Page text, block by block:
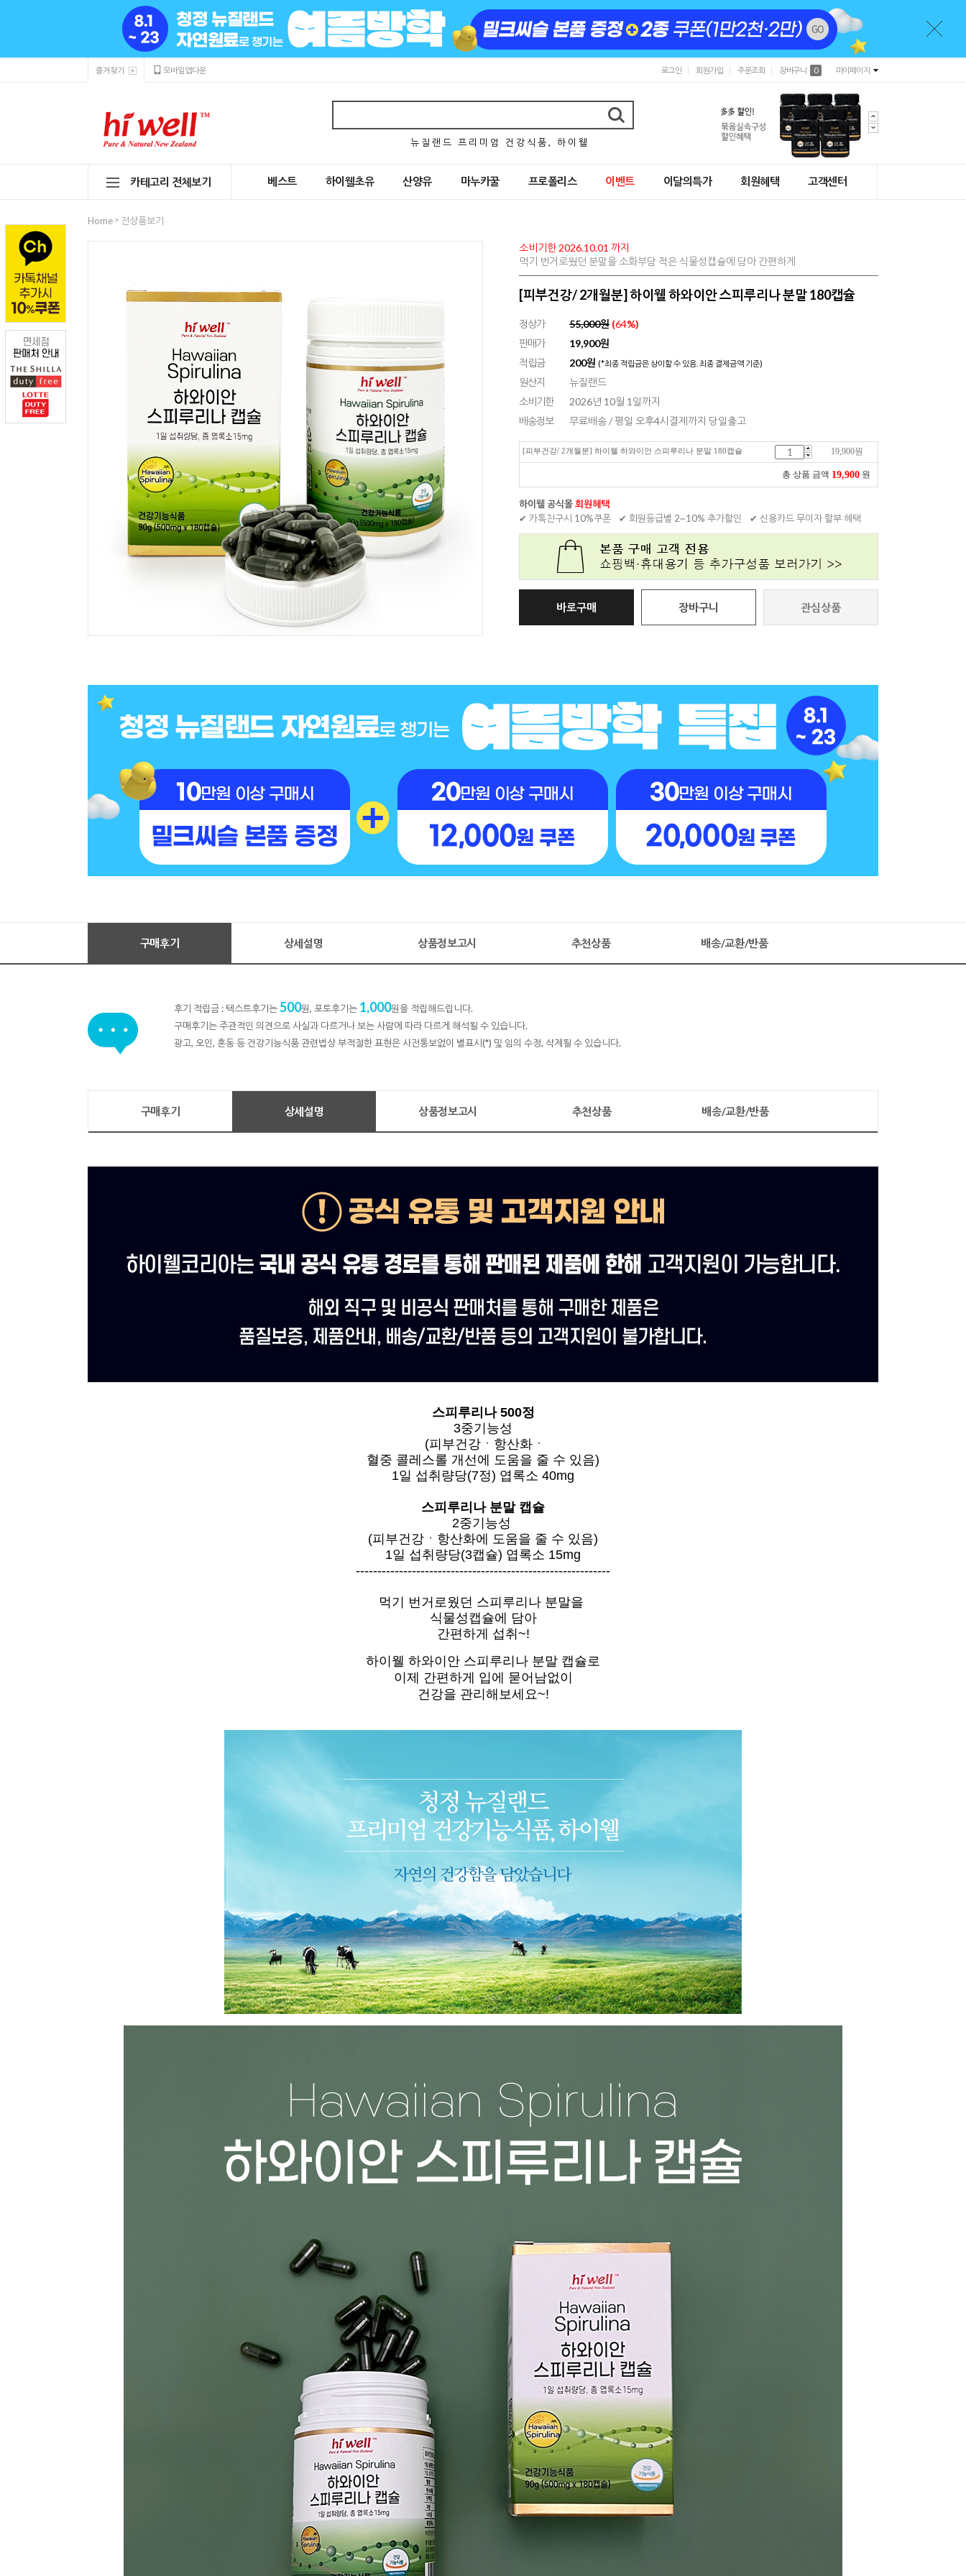
즐겨찾기 모바일앱다운 로그인 회원가입 주문조회 장바구니 0 마이페이지
뉴 질 랜 드 프 리 미 엄 건 강 식 품 , 하 이 웰
카테고리 전체보기 베스트 하이웰초유 산양유 마누카꿀 프로폴리스 이벤트 이달의특가 회원혜택 고객센터
Home > 전상품보기
소비기한 2026.10.01 까지
먹기 번거로웠던 분말을 소화부담 적은 식물성캡슐에 담아 간편하게
[피부건강/ 2개월분] 하이웰 하와이안 스피루리나 분말 180캡슐
정상가 55,000원 (64%)
판매가
19,900원
적립금
200원 (*최종 적립금은 상이할 수 있음. 최종 결제금액 기준)
원산지
뉴질랜드
소비기한
2026년 10월 1일까지
배송정보
무료배송 / 평일 오후4시결제까지 당일출고
[피부건강/ 2개월분] 하이웰 하와이안 스피루리나 분말 180캡슐 19,900원
총 상품 금액 19,900 원
하이웰 공식몰회원혜택
✔ 카톡친구시 10%쿠폰
✔ 회원등급별 2~10% 추가할인 ✔ 신용카드 무이자 할부 혜택
바로구매 장바구니 관심상품
구매후기 상세설명 상품정보고시 추천상품 배송/교환/반품
후기 적립금 : 텍스트후기는500원, 포토후기는 1,000원을 적립해드립니다.
구매후기는 주관적인 의견으로 사실과 다르거나 보는 사람에 따라 다르게 해석될 수 있습니다.
광고, 오인, 혼동 등 건강기능식품 관련법상 부적절한 표현은 사전통보없이 별표시(*) 및 임의 수정, 삭제될 수 있습니다.
구매후기 상세설명 상품정보고시 추천상품 배송/교환/반품
스피루리나 500정
3중기능성
(피부건강ㆍ항산화ㆍ
혈중 콜레스롤 개선에 도움을 줄 수 있음)
1일 섭취량당(7정) 엽록소 40mg
스피루리나 분말 캡슐
2중기능성
(피부건강ㆍ항산화에 도움을 줄 수 있음)
1일 섭취량당(3캡슐) 엽록소 15mg
-----------------------------------------------------------
먹기 번거로웠던 스피루리나 분말을
식물성캡슐에 담아
간편하게 섭취~!
하이웰 하와이안 스피루리나 분말 캡슐로
이제 간편하게 입에 묻어남없이
건강을 관리해보세요~!